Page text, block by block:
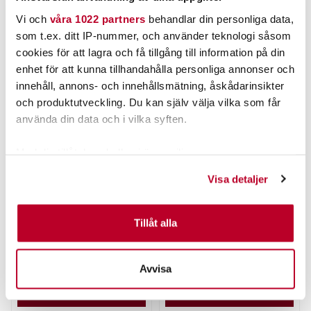
Vi och våra 1022 partners behandlar din personliga data,
som t.ex. ditt IP-nummer, och använder teknologi såsom
cookies för att lagra och få tillgång till information på din
enhet för att kunna tillhandahålla personliga annonser och
innehåll, annons- och innehållsmätning, åskådarinsikter
och produktutveckling. Du kan själv välja vilka som får
använda din data och i vilka syften.
Identifiera din enhet genom att aktivt skanna den för
specifika kännetecken (fingeravtryck)
Ta reda på mer om hur dina personliga uppgifter
Du kan ändra eller dra tillbaka ditt samtycke när som
helst från cookie-förklaringen.
Visa detaljer
Tillåt alla
Avvisa
ANDRA TITTADE OCKSÅ PÅ
STROFT GTM 500m
169,00 krTidigare pris:
259,00 kr
259,00 kr
LÄS MER
VICKE-Wobblern 15g.
59,00 krTidigare pris:
89,00 kr
89,00 kr
LÄS MER